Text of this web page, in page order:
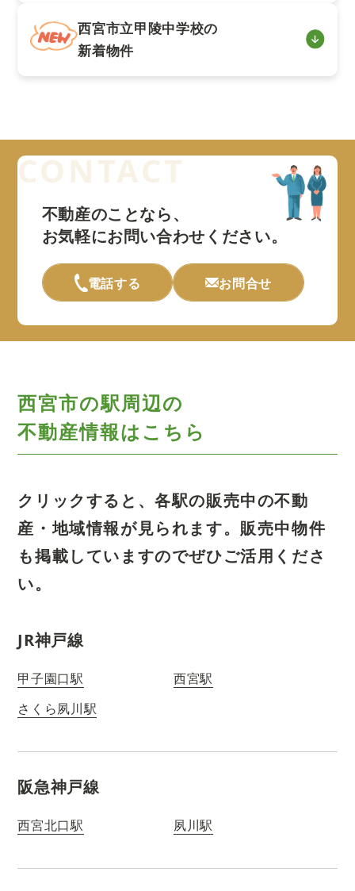
西宮市立甲陵中学校の
新着物件
不動産のことなら、
お気軽にお問い合わせください。
電話する お問合せ
西宮市の駅周辺の
不動産情報はこちら
クリックすると、各駅の販売中の不動
産・地域情報が見られます。 販売中物件
も掲載していますのでぜひご活用くださ
い。
JR神戸線
甲子園口駅
西宮駅
さくら夙川駅
阪急神戸線
西宮北口駅 夙川駅